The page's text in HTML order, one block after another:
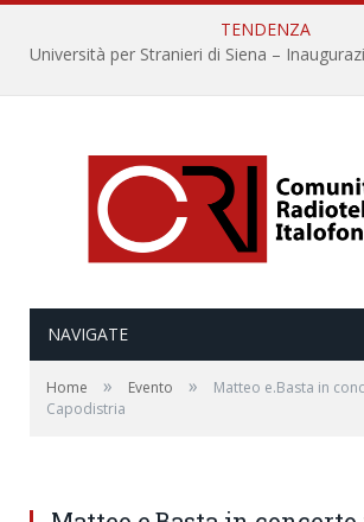
TENDENZA
NAVIGATE
Home » Evento »
Matteo e.Basta in
Capodistria